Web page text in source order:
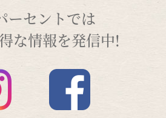
ーセントでは
な情報を発信中!